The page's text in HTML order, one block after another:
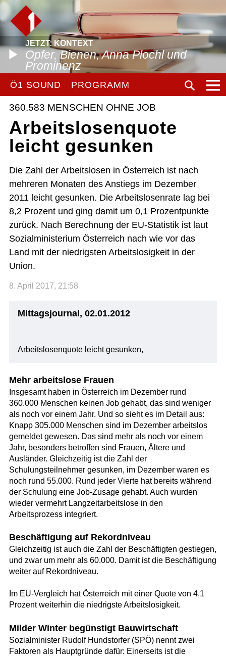
JETZT: KONTEXT
Opfer, Bienen, Anna Plochl und
Prominenz
Ö1 SOUND PROGRAMM
360.583 MENSCHEN OHNE JOB
Arbeitslosenquote
leicht gesunken
Die Zahl der Arbeitslosen in Österreich ist nach
mehreren Monaten des Anstiegs im Dezember
2011 leicht gesunken. Die Arbeitslosenrate lag bei
8,2 Prozent und ging damit um 0,1 Prozentpunkte
zurück. Nach Berechnung der EU-Statistik ist laut
Sozialministerium Österreich nach wie vor das
Land mit der niedrigsten Arbeitslosigkeit in der
Union.
8. April 2017, 21:58
Mittagsjournal, 02.01.2012
Arbeitslosenquote leicht gesunken,
Mehr arbeitslose Frauen
Insgesamt haben in Österreich im Dezember rund
360.000 Menschen keinen Job gehabt, das sind weniger
als noch vor einem Jahr. Und so sieht es im Detail aus:
Knapp 305.000 Menschen sind im Dezember arbeitslos
gemeldet gewesen. Das sind mehr als noch vor einem
Jahr, besonders betroffen sind Frauen, Ältere und
Ausländer. Gleichzeitig ist die Zahl der
Schulungsteilnehmer gesunken, im Dezember waren es
noch rund 55.000. Rund jeder Vierte hat bereits während
der Schulung eine Job-Zusage gehabt. Auch wurden
wieder vermehrt Langzeitarbeitslose in den
Arbeitsprozess integriert.
Beschäftigung auf Rekordniveau
Gleichzeitig ist auch die Zahl der Beschäftigten gestiegen,
und zwar um mehr als 60.000. Damit ist die Beschäftigung
weiter auf Rekordniveau.
Im EU-Vergleich hat Österreich mit einer Quote von 4,1
Prozent weiterhin die niedrigste Arbeitslosigkeit.
Milder Winter begünstigt Bauwirtschaft
Sozialminister Rudolf Hundstorfer (SPÖ) nennt zwei
Faktoren als Hauptgründe dafür: Einerseits ist die